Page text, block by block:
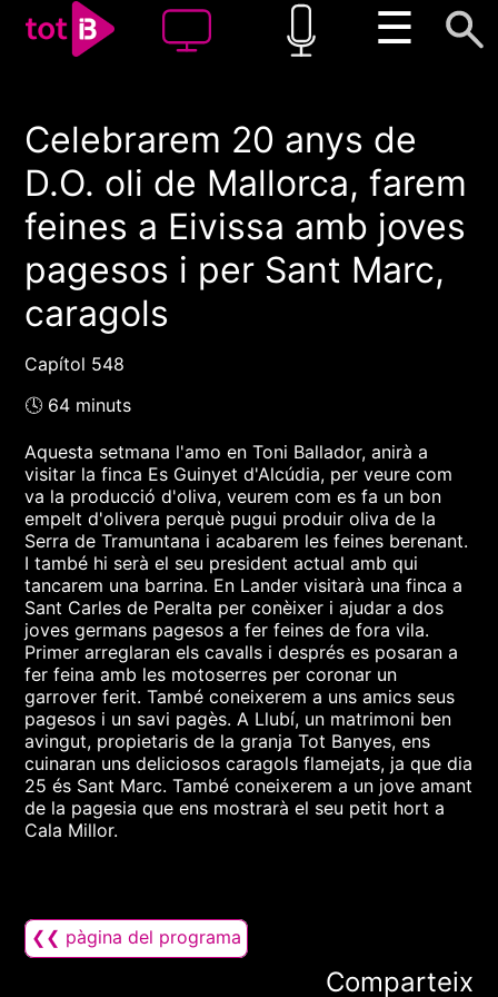
☰
00:00 00:00
1x
Celebrarem 20 anys de
D.O. oli de Mallorca, farem
feines a Eivissa amb joves
pagesos i per Sant Marc,
caragols
Capítol 548
🕓 64 minuts
Aquesta setmana l'amo en Toni Ballador, anirà a
visitar la finca Es Guinyet d'Alcúdia, per veure com
va la producció d'oliva, veurem com es fa un bon
empelt d'olivera perquè pugui produir oliva de la
Serra de Tramuntana i acabarem les feines berenant.
I també hi serà el seu president actual amb qui
tancarem una barrina. En Lander visitarà una finca a
Sant Carles de Peralta per conèixer i ajudar a dos
joves germans pagesos a fer feines de fora vila.
Primer arreglaran els cavalls i després es posaran a
fer feina amb les motoserres per coronar un
garrover ferit. També coneixerem a uns amics seus
pagesos i un savi pagès. A Llubí, un matrimoni ben
avingut, propietaris de la granja Tot Banyes, ens
cuinaran uns deliciosos caragols flamejats, ja que dia
25 és Sant Marc. També coneixerem a un jove amant
de la pagesia que ens mostrarà el seu petit hort a
Cala Millor.
❮❮ pàgina del programa
Comparteix